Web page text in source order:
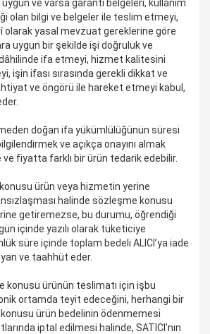
ve varsa garanti belgeleri, kullanım
olan bilgi ve belgeler ile teslim etmeyi,
olarak yasal mevzuat gereklerine göre
uygun bir şekilde işi doğruluk ve
ifa etmeyi, hizmet kalitesini
işin ifası sırasında gerekli dikkat ve
ve öngörü ile hareket etmeyi kabul,
doğan ifa yükümlülüğünün süresi
ve açıkça onayını almak
fiyatta farklı bir ürün tedarik edebilir.
ürün veya hizmetin yerine
halinde sözleşme konusu
getiremezse, bu durumu, öğrendiği
içinde yazılı olarak tüketiciye
süre içinde toplam bedeli ALICI’ya iade
ve taahhüt eder.
konusu ürünün teslimatı için işbu
ortamda teyit edeceğini, herhangi bir
ürün bedelinin ödenmemesi
iptal edilmesi halinde, SATICI’nın